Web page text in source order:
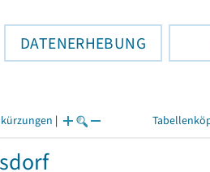
DATENERHEBUNG
|